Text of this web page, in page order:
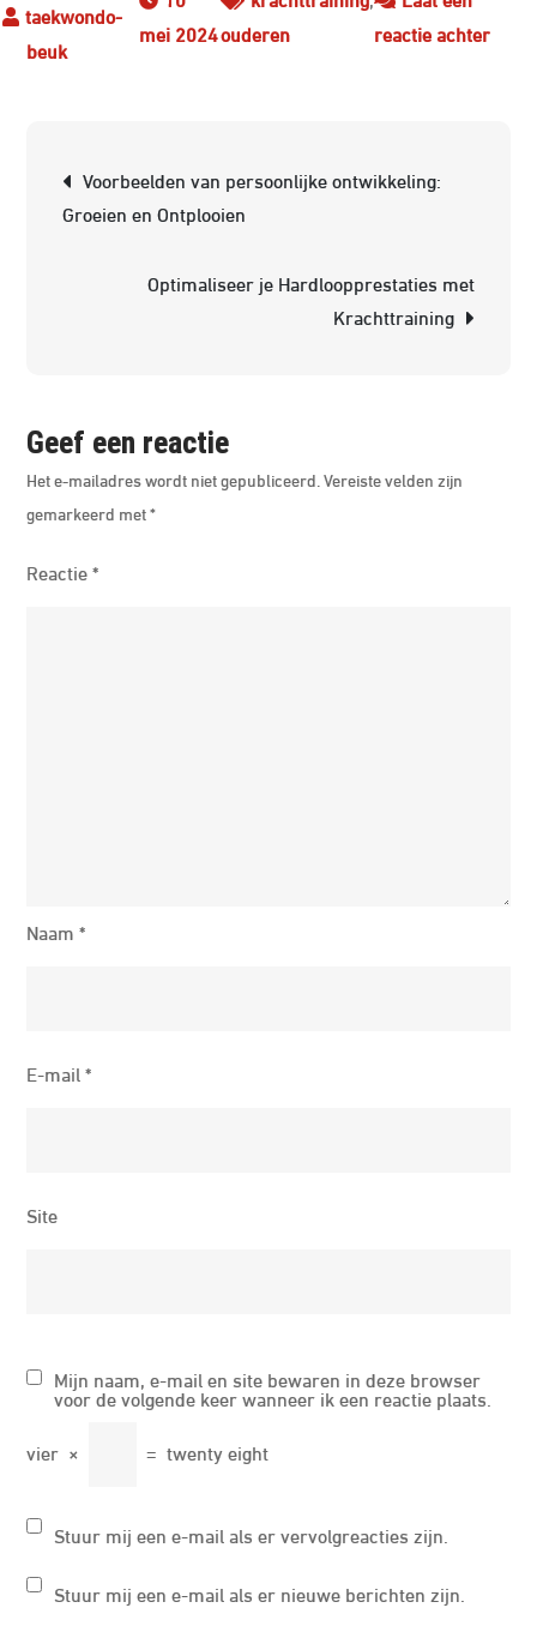
mei 2024ouderen
reactie achterop
Voorbeelden van persoonlijke ontwikkeling:
Groeien en Ontplooien
Optimaliseer je Hardloopprestaties met
Krachttraining
Geef een reactie
Het e-mailadres wordt niet gepubliceerd. Vereiste velden zijn
gemarkeerd met*
Reactie*
Naam*
E-mail*
Site
Mijn naam, e-mail en site bewaren in deze browser
voor de volgende keer wanneer ik een reactie plaats.
vier × = twenty eight
Stuur mij een e-mail als er vervolgreacties zijn.
Stuur mij een e-mail als er nieuwe berichten zijn.